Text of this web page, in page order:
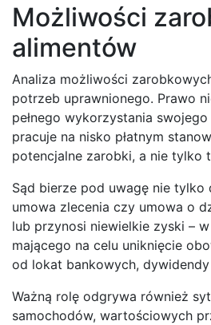
Możliwości
alimentów
Analiza możliwości
potrzeb uprawnionego. Prawo
pełnego wykorzystania
pracuje na nisko płatnym
potencjalne zarobki, a nie tylko
Sąd bierze pod uwagę nie
umowa zlecenia czy umowa o
lub przynosi niewielkie zyski –
mającego na celu uniknięcie
od lokat bankowych,
Ważną rolę odgrywa również
samochodów, wartościowych